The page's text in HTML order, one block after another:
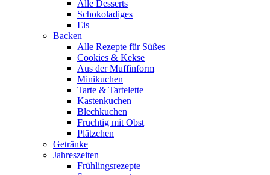
Alle Desserts
Schokoladiges
Eis
Backen
Alle Rezepte für Süßes
Cookies & Kekse
Aus der Muffinform
Minikuchen
Tarte & Tartelette
Kastenkuchen
Blechkuchen
Fruchtig mit Obst
Plätzchen
Getränke
Jahreszeiten
Frühlingsrezepte